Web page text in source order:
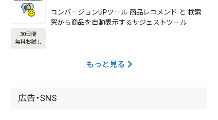
30日間
無料お試し
コンバージョンUPツール 商品レコメンド と 検索
窓から商品を自動表示するサジェストツール
もっと見る
広告・SNS